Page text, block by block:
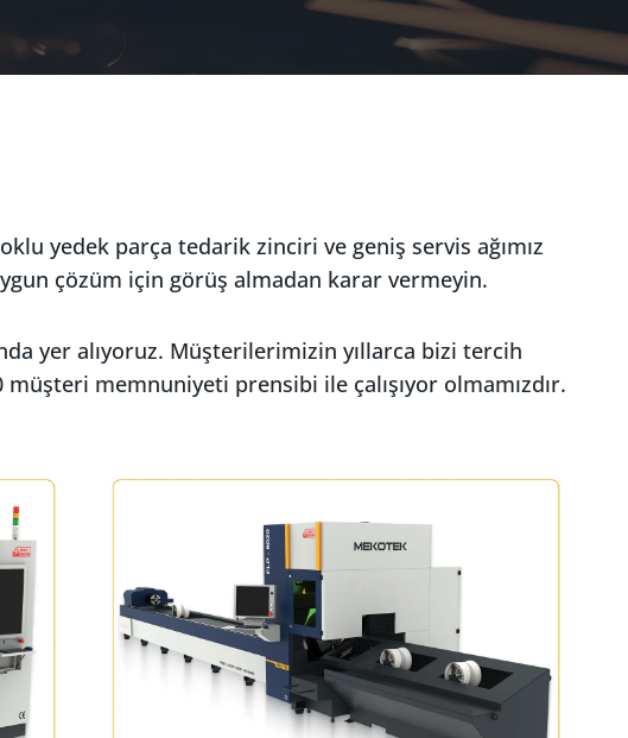
yedek parça tedarik zinciri ve geniş servis ağımız
çözüm için görüş almadan karar vermeyin.
yer alıyoruz. Müşterilerimizin yıllarca bizi tercih
müşteri memnuniyeti prensibi ile çalışıyor olmamızdır.